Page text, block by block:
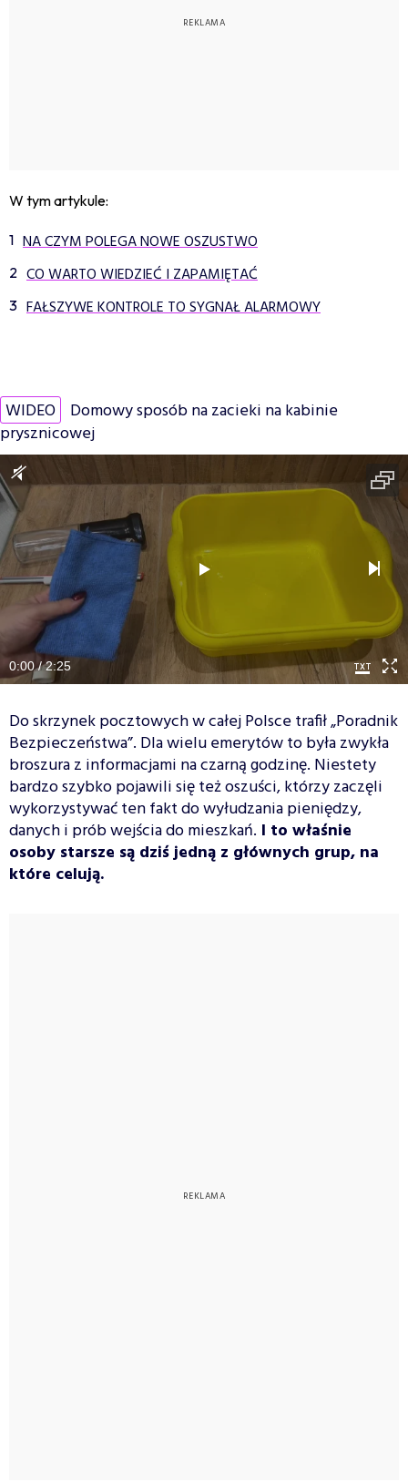
W tym artykule:
NA CZYM POLEGA NOWE OSZUSTWO
CO WARTO WIEDZIEĆ I ZAPAMIĘTAĆ
FAŁSZYWE KONTROLE TO SYGNAŁ ALARMOWY
WIDEO Domowy sposób na zacieki na kabinie
prysznicowej
0:00 / 2:25
Do skrzynek pocztowych w całej Polsce trafił „Poradnik
Bezpieczeństwa”. Dla wielu emerytów to była zwykła
broszura z informacjami na czarną godzinę. Niestety
bardzo szybko pojawili się też oszuści, którzy zaczęli
wykorzystywać ten fakt do wyłudzania pieniędzy,
danych i prób wejścia do mieszkań. I to właśnie
osoby starsze są dziś jedną z głównych grup, na
które celują.